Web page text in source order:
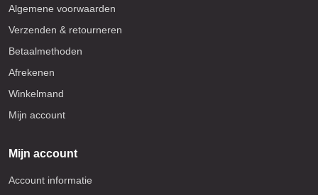
Algemene voorwaarden
Verzenden & retourneren
Betaalmethoden
Afrekenen
Winkelmand
Mijn account
Mijn account
Account informatie